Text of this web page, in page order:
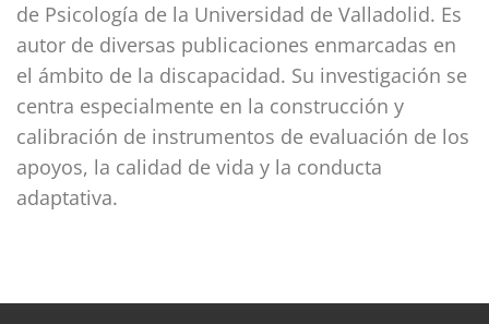
de Psicología de la Universidad de Valladolid. Es
autor de diversas publicaciones enmarcadas en
el ámbito de la discapacidad. Su investigación se
centra especialmente en la construcción y
calibración de instrumentos de evaluación de los
apoyos, la calidad de vida y la conducta
adaptativa.